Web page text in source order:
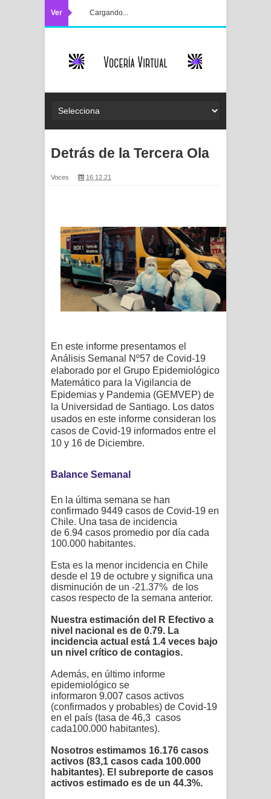
Ver Cargando...
Detrás de la Tercera Ola
Voces 16.12.21
En este informe presentamos el
Análisis Semanal Nº57 de Covid-19
elaborado por el Grupo Epidemiológico
Matemático para la Vigilancia de
Epidemias y Pandemia (GEMVEP) de
la Universidad de Santiago. Los datos
usados en este informe consideran los
casos de Covid-19 informados entre el
10 y 16 de Diciembre.
Balance Semanal
En la última semana se han
confirmado 9449 casos de Covid-19 en
Chile. Una tasa de incidencia
de 6.94 casos promedio por día cada
100.000 habitantes.
Esta es la menor incidencia en Chile
desde el 19 de octubre y significa una
disminución de un -21.37% de los
casos respecto de la semana anterior.
Nuestra estimación del R Efectivo a
nivel nacional es de 0.79. La
incidencia actual está 1.4 veces bajo
un nivel crítico de contagios.
Además, en último informe
epidemiológico se
informaron 9.007 casos activos
(confirmados y probables) de Covid-19
en el país (tasa de 46,3 casos
cada100.000 habitantes).
Nosotros estimamos 16.176 casos
activos (83,1 casos cada 100.000
habitantes). El subreporte de casos
activos estimado es de un 44.3%.